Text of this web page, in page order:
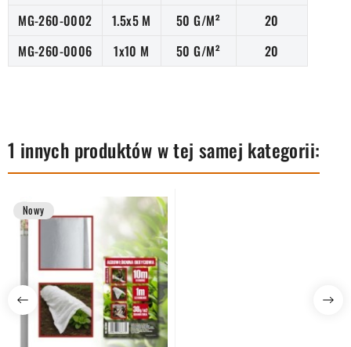
MG-260-0002
1.5x5 M 50 G/M²
20
MG-260-0006
1x10 M 50 G/M² 20
1 innych produktów w tej samej kategorii:
Nowy